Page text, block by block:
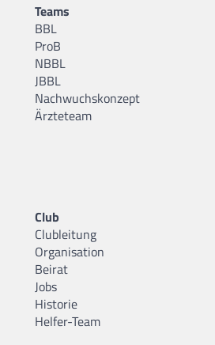
Teams
BBL
ProB
NBBL
JBBL
Nachwuchskonzept
Ärzteteam
Club
Clubleitung
Organisation
Beirat
Jobs
Historie
Helfer-Team